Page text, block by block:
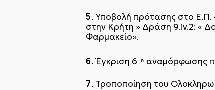
5. Υποβολή πρότασης στο Ε.Π.
στην Κρήτη » Δράση 9.iv.2: «
Φαρμακείο».
6.Έγκριση 6 ης αναμόρφωσης
7. Τροποποίηση του